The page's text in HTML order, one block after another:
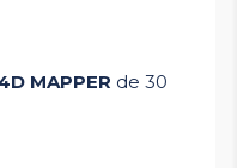
MAPPER de 30